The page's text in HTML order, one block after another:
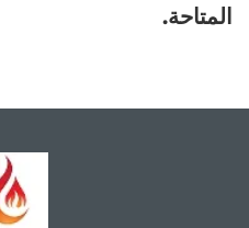
المتاحة.